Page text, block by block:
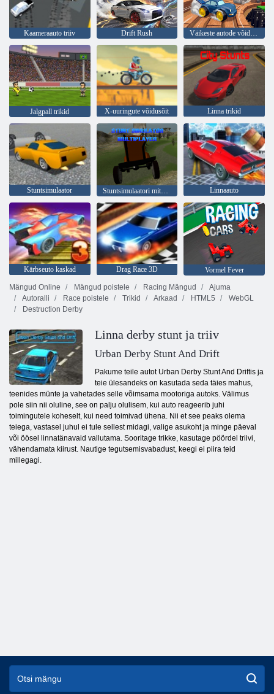
Kaameraauto triiv Drift Rush
Jalgpall trikid X-uuringute võidusõit Linna trikid
Stuntsimulaator Stuntsimulaatori mitme mängija Linnaauto
Kärbseuto kaskad Drag Race 3D
Vormel Fever
Mängud Online
Mängud poistele Racing Mängud
Ajuma
Autoralli
Race poistele Trikid Arkaad HTML5
WebGL
Destruction Derby
Linna derby stunt ja triiv
Urban Derby Stunt And Drift
Pakume teile autot Urban Derby Stunt And Driftis ja
teie ülesandeks on kasutada seda täies mahus,
teenides münte ja vahetades selle võimsama mootoriga autoks. Välimus
pole siin nii oluline, see on palju olulisem, kui auto reageerib juhi
toimingutele koheselt, kui need toimivad ühena. Nii et see peaks olema
teiega, vastasel juhul ei tule sellest midagi, valige asukoht ja minge päeval
või öösel linnatänavaid vallutama. Sooritage trikke, kasutage pöördel triivi,
vähendamata kiirust. Nautige tegutsemisvabadust, keegi ei piira teid
millegagi.